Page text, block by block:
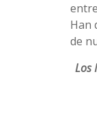
Han
de
Los